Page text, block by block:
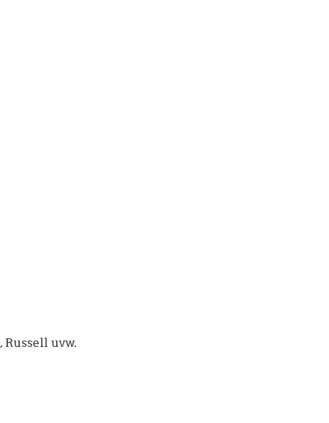
uvw.